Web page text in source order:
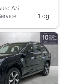
AS
1 dg.